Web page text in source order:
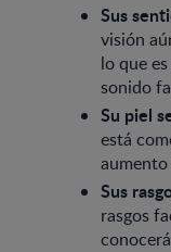
Sus
visión
lo que
sonido
Su piel
está
Sus
rasgos